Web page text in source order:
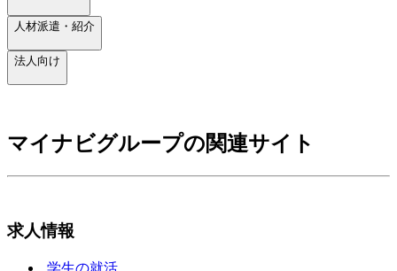
人材派遣・紹介
法人向け
マイナビグループの関連サイト
求人情報
学生の就活